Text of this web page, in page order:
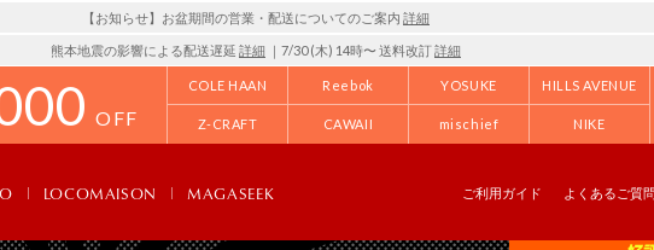
【お知らせ】お盆期間の営業・配送についてのご案内 詳細
熊本地震の影響による配送遅延 詳細 ｜7/30 (木) 14時〜 送料改訂詳細
OFF
COLE HAAN Reebok YOSUKE HILLS AVENUE
Z-CRAFT CAWAII mischief NIKE
LOCOMAISON MAGASEEK ご利用ガイド よくあるご質